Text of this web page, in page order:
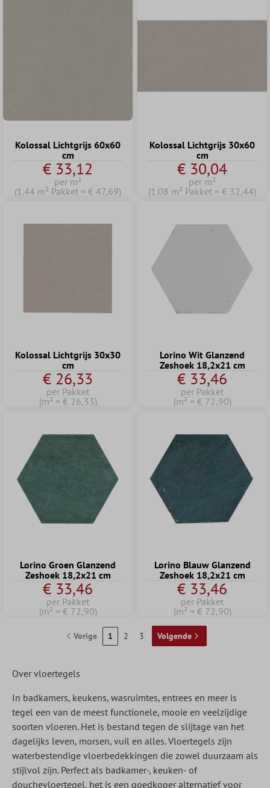
Kolossal Lichtgrijs 60x60
cm
€ 33,12
per m²
(1.44 m² Pakket = € 47,69)
Kolossal Lichtgrijs 30x60
cm
€ 30,04
per m²
(1.08 m² Pakket = € 32,44)
Kolossal Lichtgrijs 30x30
cm
€ 26,33
per Pakket
(m² = € 26,33)
Lorino Wit Glanzend
Zeshoek 18,2x21 cm
€ 33,46
per Pakket
(m² = € 72,90)
Lorino Groen Glanzend
Zeshoek 18,2x21 cm
€ 33,46
per Pakket
(m² = € 72,90)
Lorino Blauw Glanzend
Zeshoek 18,2x21 cm
€ 33,46
per Pakket
(m² = € 72,90)
Vorige 1 2 3 Volgende
Over vloertegels
In badkamers, keukens, wasruimtes, entrees en meer is
tegel een van de meest functionele, mooie en veelzijdige
soorten vloeren. Het is bestand tegen de slijtage van het
dagelijks leven, morsen, vuil en alles. Vloertegels zijn
waterbestendige vloerbedekkingen die zowel duurzaam als
stijlvol zijn. Perfect als badkamer-, keuken- of
douchevloertegel, het is een goedkoper alternatief voor